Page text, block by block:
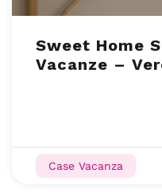
Sweet Home
Vacanze –
Case Vacanza